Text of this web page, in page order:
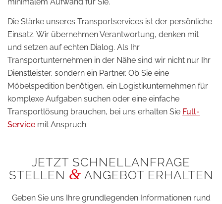
minimalem Aufwand für Sie.
Die Stärke unseres Transportservices ist der persönliche
Einsatz. Wir übernehmen Verantwortung, denken mit
und setzen auf echten Dialog. Als Ihr
Transportunternehmen in der Nähe sind wir nicht nur Ihr
Dienstleister, sondern ein Partner. Ob Sie eine
Möbelspedition benötigen, ein Logistikunternehmen für
komplexe Aufgaben suchen oder eine einfache
Transportlösung brauchen, bei uns erhalten Sie Full-
Service mit Anspruch.
JETZT SCHNELLANFRAGE
STELLEN & ANGEBOT ERHALTEN
Geben Sie uns Ihre grundlegenden Informationen rund